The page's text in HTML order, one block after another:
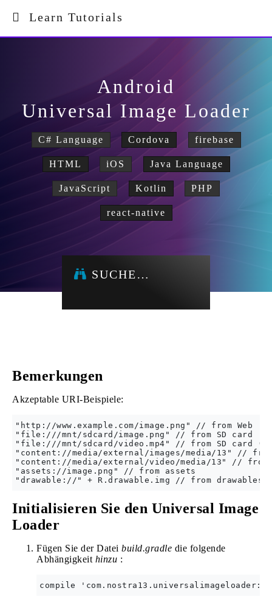
Learn Tutorials
Android
Universal Image Loader
C# Language Cordova firebase
HTML iOS Java Language
JavaScript Kotlin PHP
react-native
SUCHE…
Bemerkungen
Akzeptable URI-Beispiele:
"http://www.example.com/image.png" // from Web
"file:///mnt/sdcard/image.png" // from SD card
"file:///mnt/sdcard/video.mp4" // from SD card
"content://media/external/images/media/13" //
"content://media/external/video/media/13" //
"assets://image.png" // from assets
Initialisieren Sie den Universal Image
Loader
Fügen Sie der Datei build.gradle die folgende
Abhängigkeit hinzu :